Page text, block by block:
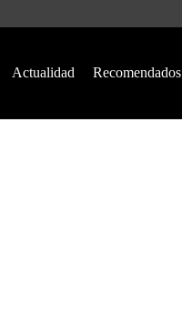
Actualidad Recomendados